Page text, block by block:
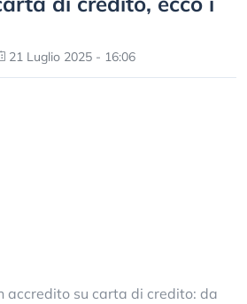
21 Luglio 2025 - 16:06
accredito su carta di credito: da